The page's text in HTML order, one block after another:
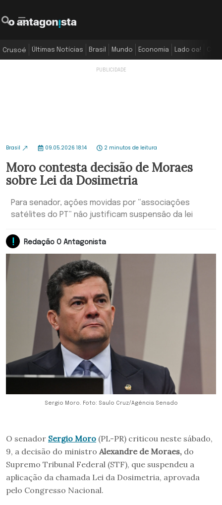
Crusoé Últimas Notícias Brasil Mundo Economia Lado oa!
Brasil 09.05.2026 18:14 2 minutos de leitura
Moro contesta decisão de Moraes
sobre Lei da Dosimetria
Para senador, ações movidas por “associações
satélites do PT” não justificam suspensão da lei
Redação O Antagonista
Sergio Moro. Foto: Saulo Cruz/Agência Senado
O senador Sergio Moro (PL-PR) criticou neste sábado,
9, a decisão do ministro Alexandre de Moraes, do
Supremo Tribunal Federal (STF), que suspendeu a
aplicação da chamada Lei da Dosimetria, aprovada
pelo Congresso Nacional.